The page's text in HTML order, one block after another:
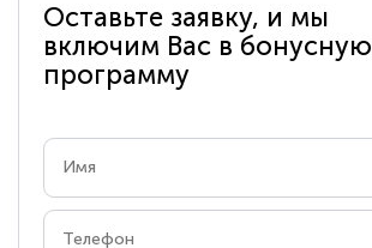
Оставьте заявку, и мы
включим Вас в бонусную
программу